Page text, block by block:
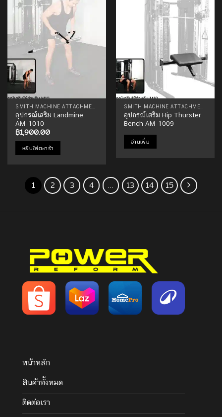
อุปกรณ์เสริม Landmine
AM-1010
฿1,900.00
หยิบใส่ตะกร้า
Add to
Wishlist
อุปกรณ์เสริม Hip Thurster
Bench AM-1009
อ่านเพิ่ม
1 2 3 4 … 13 14 15
หน้าหลัก
สินค้าทั้งหมด
ติดต่อเรา